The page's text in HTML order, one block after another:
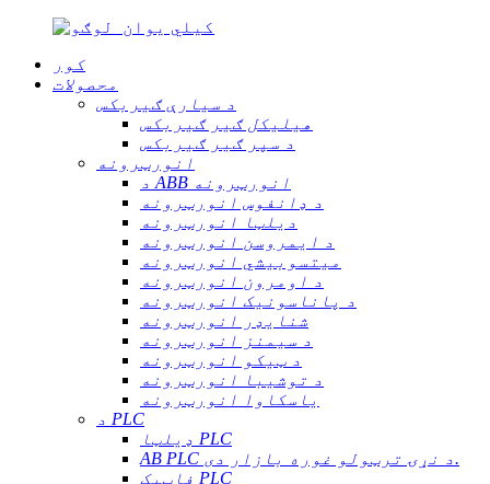
کور
محصولات
د سیارې ګیربکس
هیلیکل ګیر ګیربکس
د سپر ګیر ګیربکس
انورټرونه
د ABB انورټرونه
د ډانفوس انورټرونه
دیلټا انورټرونه
د ایمروسن انورټرونه
میتسوبیشي انورټرونه
د اومرون انورټرونه
د پاناسونیک انورټرونه
شنایډر انورټرونه
د سیمنز انورټرونه
د ټیکو انورټرونه
د توشیبا انورټرونه
یاسکاوا انورټرونه
د PLC
ډیلټا PLC
AB PLC د نړۍ ترټولو غوره بازار دی.
فاټیک PLC